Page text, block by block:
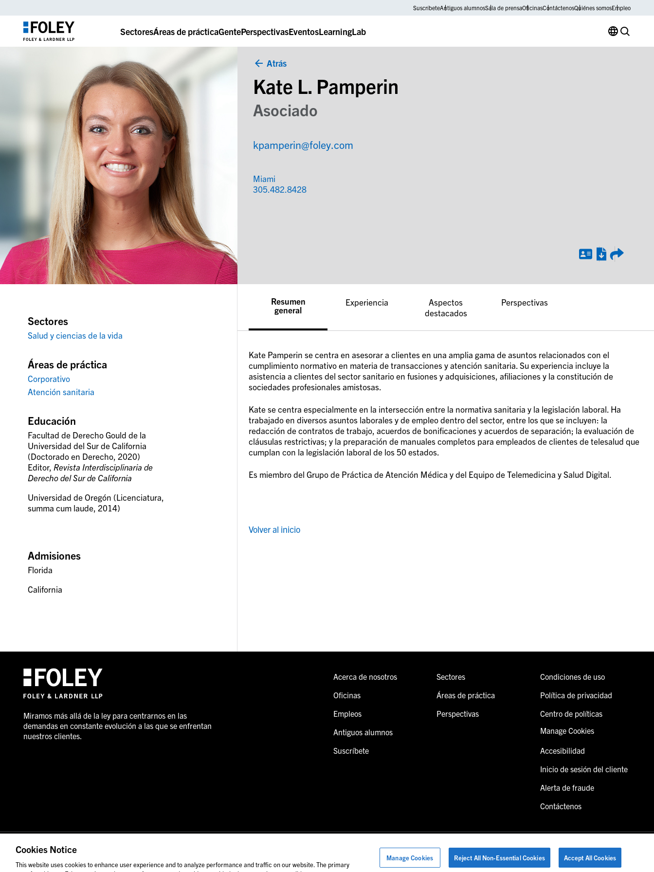
SuscríbeteAntiguos alumnosSala de prensaOficinasContáctenosQuiénes somosEmpleo
SectoresÁreas de prácticaGentePerspectivasEventosLearningLab
Atrás
Kate L. Pamperin
Asociado
kpamperin@foley.com
Miami
305.482.8428
Sectores
Salud y ciencias de la vida
Áreas de práctica
Corporativo
Atención sanitaria
Educación
Facultad de Derecho Gould de la
Universidad del Sur de California
(Doctorado en Derecho, 2020)
Editor, Revista Interdisciplinaria de
Derecho del Sur de California
Universidad de Oregón (Licenciatura,
summa cum laude, 2014)
Admisiones
Florida
California
Resumen
general
Kate Pamperin se centra en asesorar a clientes en una amplia gama de asuntos relacionados con el
cumplimiento normativo en materia de transacciones y atención sanitaria. Su experiencia incluye la
asistencia a clientes del sector sanitario en fusiones y adquisiciones, afiliaciones y la constitución de
sociedades profesionales amistosas.
Kate se centra especialmente en la intersección entre la normativa sanitaria y la legislación laboral. Ha
trabajado en diversos asuntos laborales y de empleo dentro del sector, entre los que se incluyen: la
redacción de contratos de trabajo, acuerdos de bonificaciones y acuerdos de separación; la evaluación de
cláusulas restrictivas; y la preparación de manuales completos para empleados de clientes de telesalud que
cumplan con la legislación laboral de los 50 estados.
Es miembro del Grupo de Práctica de Atención Médica y del Equipo de Telemedicina y Salud Digital.
Experiencia
Aspectos
destacados
Perspectivas
Volver al inicio
Miramos más allá de la ley para centrarnos en las
demandas en constante evolución a las que se enfrentan
nuestros clientes.
Acerca de nosotros
Oficinas
Empleos
Antiguos alumnos
Suscríbete
Sectores
Áreas de práctica
Perspectivas
Condiciones de uso
Política de privacidad
Centro de políticas
Manage Cookies
Accesibilidad
Inicio de sesión del cliente
Alerta de fraude
Contáctenos
© 2026 Foley & Lardner LLP
Las imágenes de personas pueden no corresponder al personal de Foley.
Cookies Notice
This website uses cookies to enhance user experience and to analyze performance and traffic on our website. The primary
Manage Cookies Reject All Non-Essential Cookies Accept All Cookies